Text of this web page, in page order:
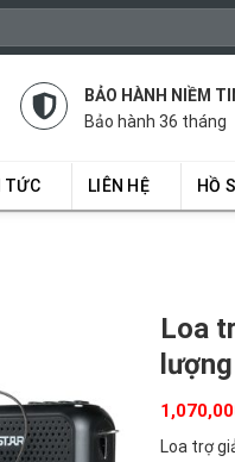
BẢO HÀNH NIỀM
Bảo hành 36 tháng
TỨC LIÊN HỆ HỒ
Loa
lượng
Loa trợ